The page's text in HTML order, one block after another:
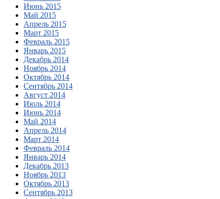
Июнь 2015
Май 2015
Апрель 2015
Март 2015
Февраль 2015
Январь 2015
Декабрь 2014
Ноябрь 2014
Октябрь 2014
Сентябрь 2014
Август 2014
Июль 2014
Июнь 2014
Май 2014
Апрель 2014
Март 2014
Февраль 2014
Январь 2014
Декабрь 2013
Ноябрь 2013
Октябрь 2013
Сентябрь 2013